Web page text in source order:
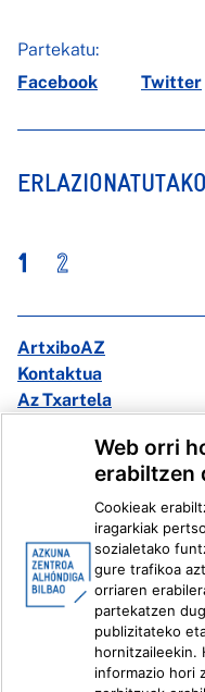
Partekatu:
Facebook
Twitter
1 2
ArtxiboAZ
Kontaktua
Az Txartela
Instagram
Linkedin
Lege informazioa
Web orri
erabiltzen
Cookieak
iragarkiak
sozialetako
gure trafikoa
orriaren
partekatzen
publizitateko
hornitzaileekin.
informazio hori